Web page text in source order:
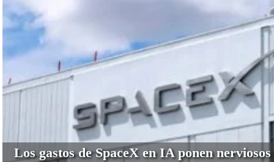
Los gastos de SpaceX en IA ponen nerviosos